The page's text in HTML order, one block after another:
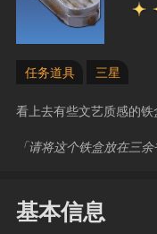
任务道具 三星
看上去有些文艺质感的
「请将这个铁盒放在三
基本信息